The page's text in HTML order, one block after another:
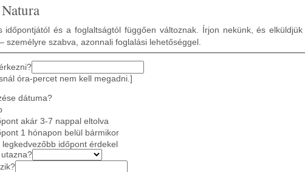
időpontjától és a foglaltságtól függően változnak. Írjon nekünk, és
személyre szabva, azonnali foglalási lehetőséggel.
óra-percet nem kell megadni.]
dátuma?
akár 3-7 nappal eltolva
1 hónapon belül bármikor
időpont érdekel